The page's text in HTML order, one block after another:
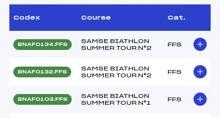
Codex Course Cat.
BNAF0134.FFS
SAMSE BIATHLON
SUMMER TOUR N°2
FFS
BNAF0132.FFS
SAMSE BIATHLON
SUMMER TOUR N°2
FFS
BNAF0103.FFS
SAMSE BIATHLON
SUMMER TOUR N°1
FFS